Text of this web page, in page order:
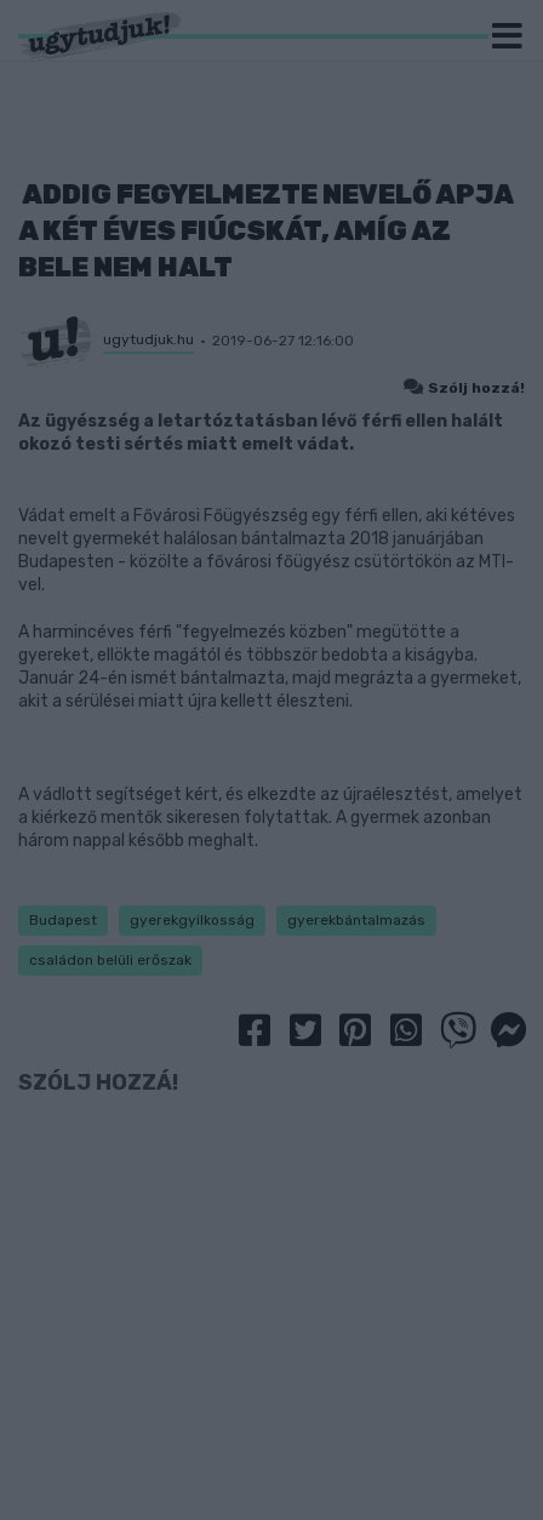
ADDIG FEGYELMEZTE NEVELŐ APJA
A KÉT ÉVES FIÚCSKÁT, AMÍG AZ
BELE NEM HALT
ugytudjuk.hu 2019-06-27 12:16:00
Szólj hozzá!
Az ügyészség a letartóztatásban lévő férfi ellen halált
okozó testi sértés miatt emelt vádat.
Vádat emelt a Fővárosi Főügyészség egy férfi ellen, aki kétéves
nevelt gyermekét halálosan bántalmazta 2018 januárjában
Budapesten - közölte a fővárosi főügyész csütörtökön az MTI-
vel.
A harmincéves férfi "fegyelmezés közben" megütötte a
gyereket, ellökte magától és többször bedobta a kiságyba.
Január 24-én ismét bántalmazta, majd megrázta a gyermeket,
akit a sérülései miatt újra kellett éleszteni.
A vádlott segítséget kért, és elkezdte az újraélesztést, amelyet
a kiérkező mentők sikeresen folytattak. A gyermek azonban
három nappal később meghalt.
Budapest gyerekgyilkosság gyerekbántalmazás
családon belüli erőszak
SZÓLJ HOZZÁ!